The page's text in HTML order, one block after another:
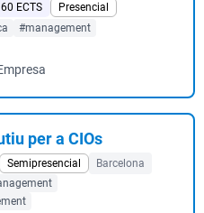
60 ECTS
Presencial
#management
per a CIOs
Semipresencial
Barcelona